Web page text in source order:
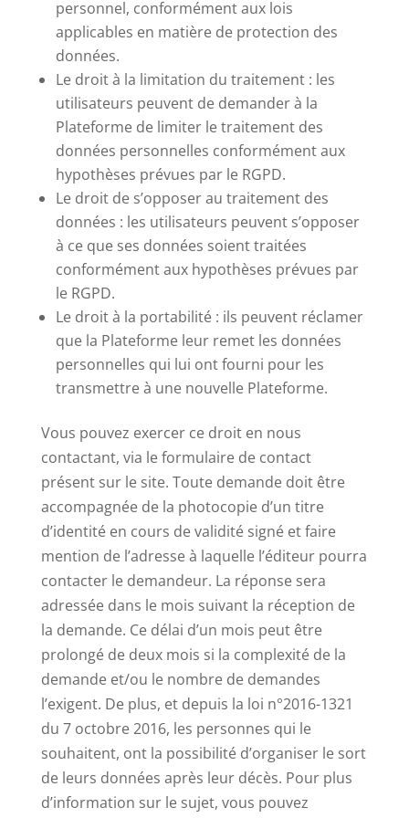
personnel, conformément aux lois
applicables en matière de protection des
données.
Le droit à la limitation du traitement : les
utilisateurs peuvent de demander à la
Plateforme de limiter le traitement des
données personnelles conformément aux
hypothèses prévues par le RGPD.
Le droit de s’opposer au traitement des
données : les utilisateurs peuvent s’opposer
à ce que ses données soient traitées
conformément aux hypothèses prévues par
le RGPD.
Le droit à la portabilité : ils peuvent réclamer
que la Plateforme leur remet les données
personnelles qui lui ont fourni pour les
transmettre à une nouvelle Plateforme.
Vous pouvez exercer ce droit en nous
contactant, via le formulaire de contact
présent sur le site. Toute demande doit être
accompagnée de la photocopie d’un titre
d’identité en cours de validité signé et faire
mention de l’adresse à laquelle l’éditeur pourra
contacter le demandeur. La réponse sera
adressée dans le mois suivant la réception de
la demande. Ce délai d’un mois peut être
prolongé de deux mois si la complexité de la
demande et/ou le nombre de demandes
l’exigent. De plus, et depuis la loi n°2016-1321
du 7 octobre 2016, les personnes qui le
souhaitent, ont la possibilité d’organiser le sort
de leurs données après leur décès. Pour plus
d’information sur le sujet, vous pouvez